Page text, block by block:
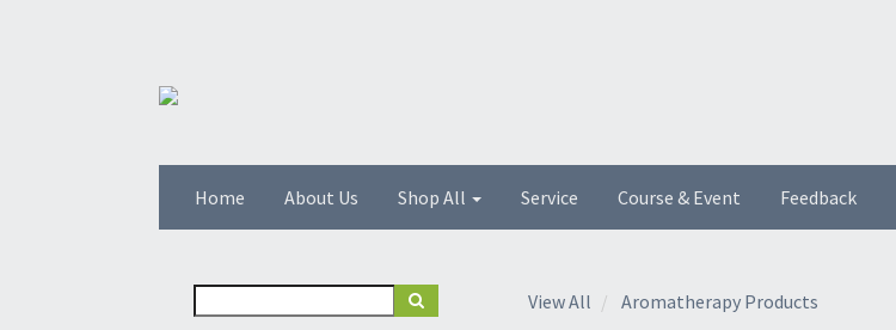
Home About Us Shop All Service Course & Event Feedback
View All Aromatherapy Products